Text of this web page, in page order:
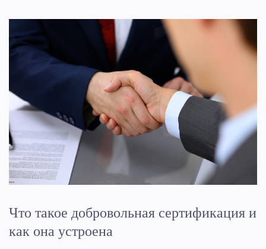
Что такое добровольная сертификация и
как она устроена